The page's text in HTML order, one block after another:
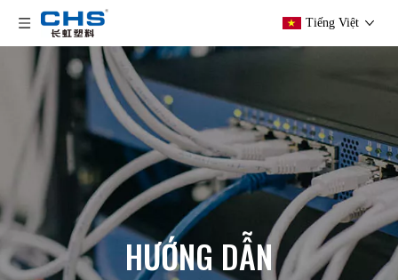
Tiếng Việt
HƯỚNG DẪN